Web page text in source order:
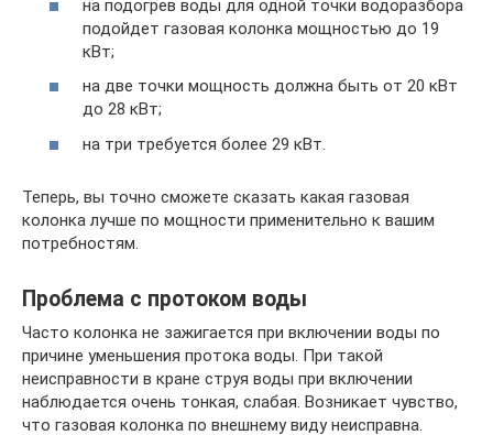
на подогрев воды для одной точки водоразбора
подойдет газовая колонка мощностью до 19
кВт;
на две точки мощность должна быть от 20 кВт
до 28 кВт;
на три требуется более 29 кВт.
Теперь, вы точно сможете сказать какая газовая
колонка лучше по мощности применительно к вашим
потребностям.
Проблема с протоком воды
Часто колонка не зажигается при включении воды по
причине уменьшения протока воды. При такой
неисправности в кране струя воды при включении
наблюдается очень тонкая, слабая. Возникает чувство,
что газовая колонка по внешнему виду неисправна.